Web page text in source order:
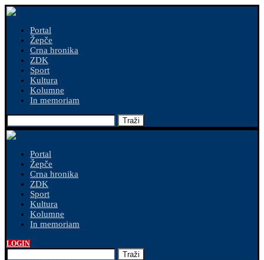
Portal
Žepče
Crna hronika
ZDK
Sport
Kultura
Kolumne
In memoriam
Traži
Portal
Žepče
Crna hronika
ZDK
Sport
Kultura
Kolumne
In memoriam
LOGIN
Traži